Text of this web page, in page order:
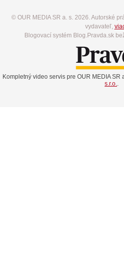
© OUR MEDIA SR a. s. 2026. Autorské
vydavateľ,
Blogovací systém Blog.Pravda.sk
Kompletný video servis pre OUR MEDIA SR
s.r.o..